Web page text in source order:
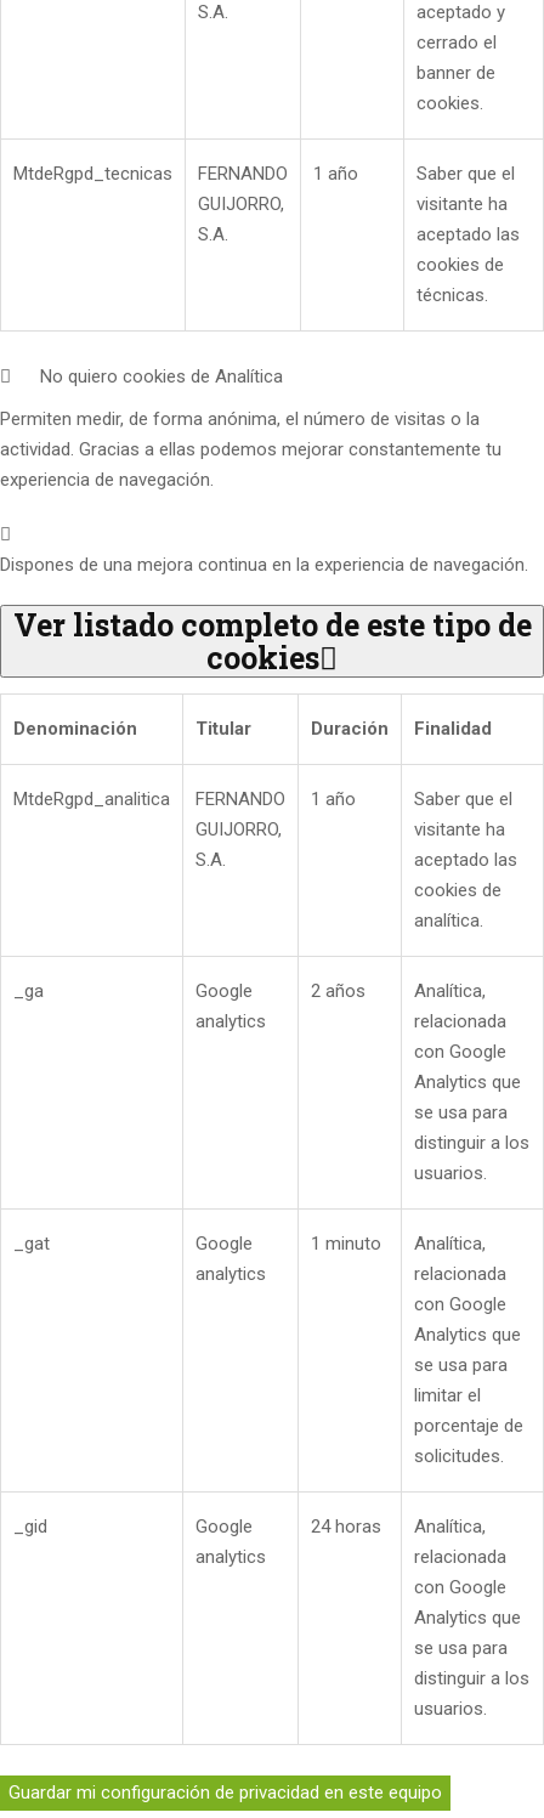
S.A.
aceptado y
cerrado el
banner de
cookies.
MtdeRgpd_tecnicas
FERNANDO
GUIJORRO,
S.A.
1 año
Saber que el
visitante ha
aceptado las
cookies de
técnicas.
No quiero cookies de Analítica
Permiten medir, de forma anónima, el número de visitas o la
actividad. Gracias a ellas podemos mejorar constantemente tu
experiencia de navegación.
Dispones de una mejora continua en la experiencia de navegación.
Ver listado completo de este tipo de
cookies
Denominación Titular Duración Finalidad
MtdeRgpd_analitica
FERNANDO
GUIJORRO,
S.A.
1 año
Saber que el
visitante ha
aceptado las
cookies de
analítica.
_ga
Google
analytics
2 años
Analítica,
relacionada
con Google
Analytics que
se usa para
distinguir a los
usuarios.
_gat
Google
analytics
1 minuto
Analítica,
relacionada
con Google
Analytics que
se usa para
limitar el
porcentaje de
solicitudes.
_gid
Google
analytics
24 horas
Analítica,
relacionada
con Google
Analytics que
se usa para
distinguir a los
usuarios.
Guardar mi configuración de privacidad en este equipo